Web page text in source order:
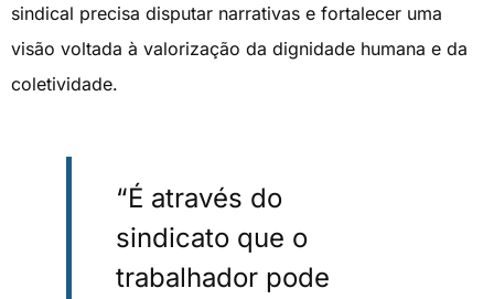
sindical precisa disputar narrativas e fortalecer uma
visão voltada à valorização da dignidade humana e da
coletividade.
“É através do
sindicato que o
trabalhador pode